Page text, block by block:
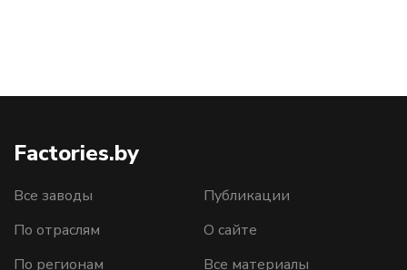
Factories.by
Все заводы
По отраслям
По регионам
Публикации
О сайте
Все материалы